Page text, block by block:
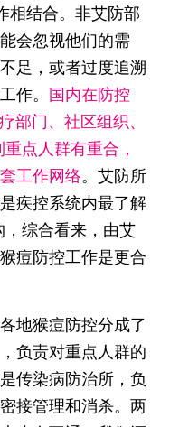
相结合。非艾防部
会忽视他们的需
足，或者过度追溯
作。 国内在防控
部门、社区组织、
点人群有重合，
工作网络。艾防所
疾控系统内最了解
综合看来，由艾
痘防控工作是更合
地猴痘防控分成了
负责对重点人群的
传染病防治所，负
接管理和消杀。两